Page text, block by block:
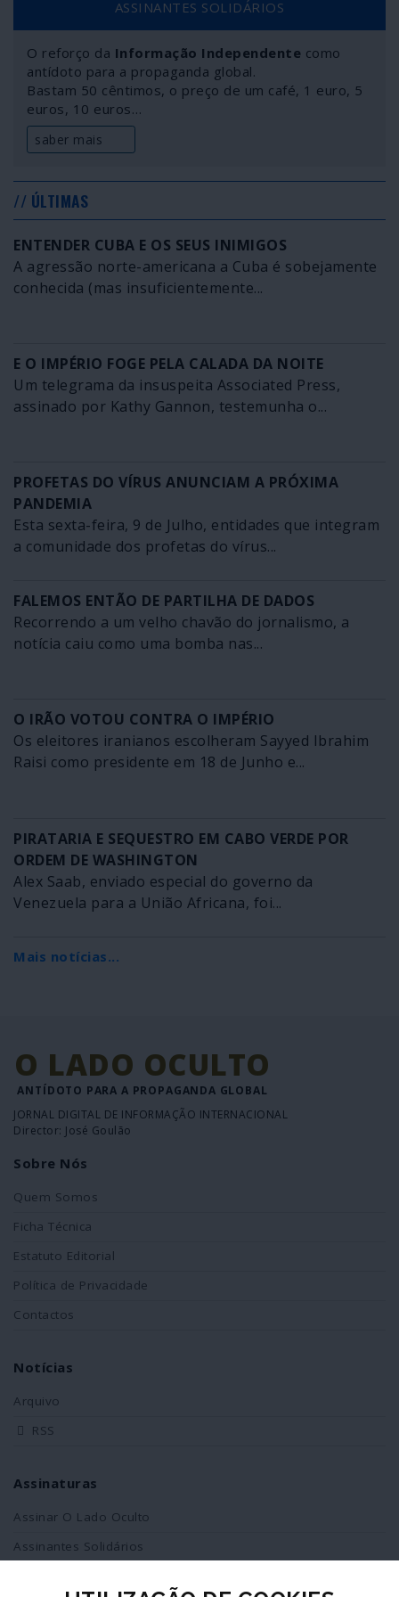
sempre, isto é, a gerir o regime e a sociedade
globalista onde avultam – como donos dos interesses
que interessam – os verdadeiros incendiários da
Amazónia e de todo o planeta. E os incêndios continuam.
ASSINANTES SOLIDÁRIOS
O reforço da Informação Independente como
antídoto para a propaganda global.
Bastam 50 cêntimos, o preço de um café, 1 euro, 5
euros, 10 euros…
saber mais
// ÚLTIMAS
ENTENDER CUBA E OS SEUS INIMIGOS
A agressão norte-americana a Cuba é sobejamente
conhecida (mas insuficientemente...
E O IMPÉRIO FOGE PELA CALADA DA NOITE
Um telegrama da insuspeita Associated Press,
assinado por Kathy Gannon, testemunha o...
PROFETAS DO VÍRUS ANUNCIAM A PRÓXIMA
PANDEMIA
Esta sexta-feira, 9 de Julho, entidades que integram
a comunidade dos profetas do vírus...
FALEMOS ENTÃO DE PARTILHA DE DADOS
Recorrendo a um velho chavão do jornalismo, a
notícia caiu como uma bomba nas...
O IRÃO VOTOU CONTRA O IMPÉRIO
Os eleitores iranianos escolheram Sayyed Ibrahim
Raisi como presidente em 18 de Junho e...
PIRATARIA E SEQUESTRO EM CABO VERDE POR
ORDEM DE WASHINGTON
Alex Saab, enviado especial do governo da
Venezuela para a União Africana, foi...
Mais notícias...
O LADO OCULTO
ANTÍDOTO PARA A PROPAGANDA GLOBAL
JORNAL DIGITAL DE INFORMAÇÃO INTERNACIONAL
Director: José Goulão
Sobre Nós
Quem Somos
Ficha Técnica
Estatuto Editorial
Política de Privacidade
Contactos
Notícias
Arquivo
RSS
Assinaturas
Assinar O Lado Oculto
Assinantes Solidários